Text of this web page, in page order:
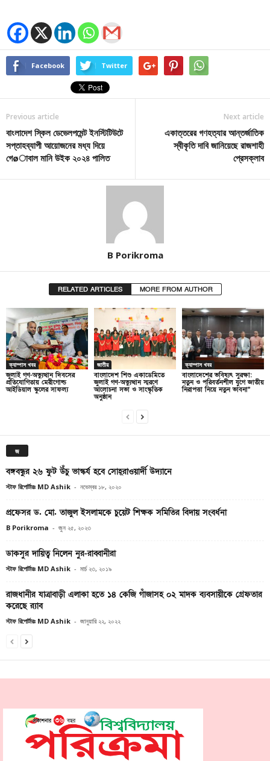
Facebook Twitter
Previous article
বাংলাদেশ স্কিল ডেভেলপমেন্ট ইনস্টিটিউটে
সপ্তাহব্যাপী আয়োজনের মধ্য দিয়ে
গেøাবাল মানি উইক ২০২৪ পালিত
Next article
একাত্তরের গণহত্যার আন্তর্জাতিক
স্বীকৃতি দাবি জানিয়েছে রাজশাহী
প্রেসক্লাব
B Porikroma
RELATED ARTICLES MORE FROM AUTHOR
ক্যাম্পাস খবর
জুলাই গণ-অভ্যুত্থান দিবসের
প্রতিযোগিতায় মেরীগোল্ড
আইডিয়াল স্কুলের সাফল্য
জাতীয়
বাংলাদেশ শিশু একাডেমিতে
জুলাই গণ-অভ্যুত্থান স্মরণে
আলোচনা সভা ও সাংস্কৃতিক
অনুষ্ঠান
ক্যাম্পাস খবর
বাংলাদেশের ভবিষ্যৎ সুরক্ষা:
নতুন ও পরিবর্তনশীল যুগে জাতীয়
নিরাপত্তা নিয়ে নতুন ভাবনা”
জ
বঙ্গবন্ধুর ২৬ ফুট উঁচু ভাস্কর্য হবে সোহ্‌রাওয়ার্দী উদ্যানে
স্টাফ রিপোর্টারঃ MD Ashik - নভেম্বর ১৮, ২০২০
প্রফেসর ড. মো. তাজুল ইসলামকে চুয়েট শিক্ষক সমিতির বিদায় সংবর্ধনা
B Porikroma - জুন ২৫, ২০২৩
ডাকসুর দায়িত্ব নিলেন নুর-রাব্বানীরা
স্টাফ রিপোর্টারঃ MD Ashik - মার্চ ২৩, ২০১৯
রাজধানীর যাত্রাবাড়ী এলাকা হতে ১৪ কেজি গাঁজাসহ ০২ মাদক ব্যবসায়ীকে গ্রেফতার
করেছে র‌্যাব
স্টাফ রিপোর্টারঃ MD Ashik - জানুয়ারি ২২, ২০২২